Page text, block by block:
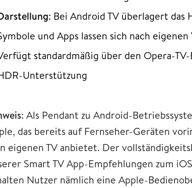
: Bei Android TV überlagert
und Apps lassen sich nach
standardmäßig über den Opera-
Unterstützung
: Als Pendant zu Android-
das bereits auf Fernseher-Geräten
eigenen TV anbietet. Der
Smart TV App-Empfehlungen zum
Nutzer nämlich eine Apple-